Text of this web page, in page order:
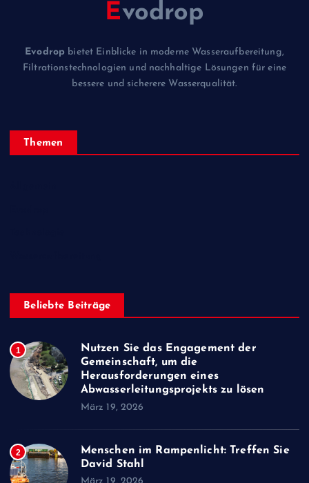
Evodrop
Evodrop bietet Einblicke in moderne Wasseraufbereitung,
Filtrationstechnologien und nachhaltige Lösungen für eine
bessere und sicherere Wasserqualität.
Themen
Beliebte Beiträge
1
Nutzen Sie das Engagement der
Gemeinschaft, um die
Herausforderungen eines
Abwasserleitungsprojekts zu lösen
März 19, 2026
2
Menschen im Rampenlicht: Treffen Sie
David Stahl